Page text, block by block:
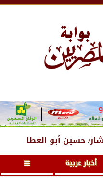
حسين أبو العطا
أخبار عربية